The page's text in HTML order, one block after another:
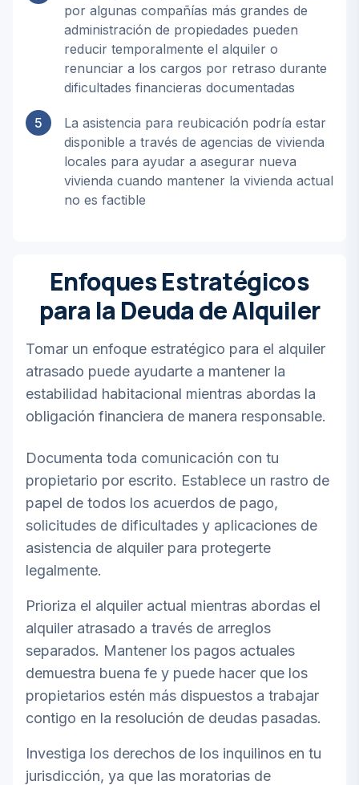
por algunas compañías más grandes de
administración de propiedades pueden
reducir temporalmente el alquiler o
renunciar a los cargos por retraso durante
dificultades financieras documentadas
5
La asistencia para reubicación podría estar
disponible a través de agencias de vivienda
locales para ayudar a asegurar nueva
vivienda cuando mantener la vivienda actual
no es factible
Enfoques Estratégicos
para la Deuda de Alquiler
Tomar un enfoque estratégico para el alquiler
atrasado puede ayudarte a mantener la
estabilidad habitacional mientras abordas la
obligación financiera de manera responsable.
Documenta toda comunicación con tu
propietario por escrito. Establece un rastro de
papel de todos los acuerdos de pago,
solicitudes de dificultades y aplicaciones de
asistencia de alquiler para protegerte
legalmente.
Prioriza el alquiler actual mientras abordas el
alquiler atrasado a través de arreglos
separados. Mantener los pagos actuales
demuestra buena fe y puede hacer que los
propietarios estén más dispuestos a trabajar
contigo en la resolución de deudas pasadas.
Investiga los derechos de los inquilinos en tu
jurisdicción, ya que las moratorias de